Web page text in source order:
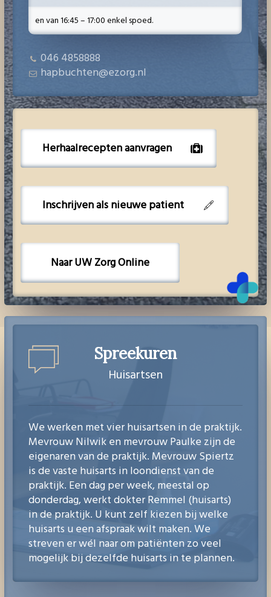
en van 16:45 – 17:00 enkel spoed.
046 4858888
hapbuchten@ezorg.nl
Herhaalrecepten aanvragen
Inschrijven als nieuwe patient
Naar UW Zorg Online
Spreekuren
Huisartsen
We werken met vier huisartsen in de praktijk.
Mevrouw Nilwik en mevrouw Paulke zijn de
eigenaren van de praktijk. Mevrouw Spiertz
is de vaste huisarts in loondienst van de
praktijk. Een dag per week, meestal op
donderdag, werkt dokter Remmel (huisarts)
in de praktijk. U kunt zelf kiezen bij welke
huisarts u een afspraak wilt maken. We
streven er wél naar om patiënten zo veel
mogelijk bij dezelfde huisarts in te plannen.